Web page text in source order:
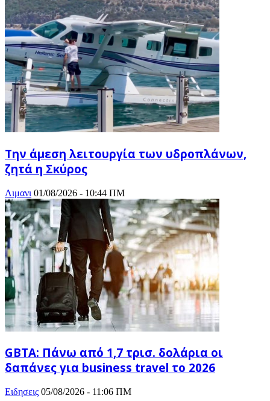
Την άμεση λειτουργία των υδροπλάνων,
ζητά η Σκύρος
Λιμανι 01/08/2026 - 10:44 ΠΜ
GBTA: Πάνω από 1,7 τρισ. δολάρια οι
δαπάνες για business travel το 2026
Ειδησεις 05/08/2026 - 11:06 ΠΜ